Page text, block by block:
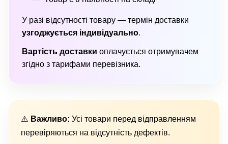
У разі відсутності товару — термін доставки
узгоджується індивідуально.
Вартість доставки оплачується отримувачем
згідно з тарифами перевізника.
⚠️ Важливо: Усі товари перед відправленням
перевіряються на відсутність дефектів.